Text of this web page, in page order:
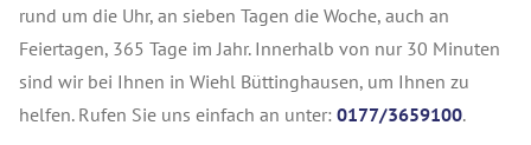
rund um die Uhr, an sieben Tagen die Woche, auch an
Feiertagen, 365 Tage im Jahr. Innerhalb von nur 30 Minuten
sind wir bei Ihnen in Wiehl Büttinghausen, um Ihnen zu
helfen. Rufen Sie uns einfach an unter: 0177/3659100.